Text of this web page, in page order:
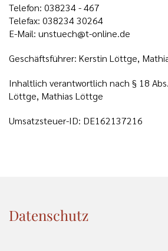
Telefon: 038234 - 467
Telefax: 038234 30264
E-Mail: unstuech@t-online.de
Geschäftsführer: Kerstin Löttge,
Inhaltlich verantwortlich nach § 18
Löttge, Mathias Löttge
Umsatzsteuer-ID: DE162137216
Datenschutz